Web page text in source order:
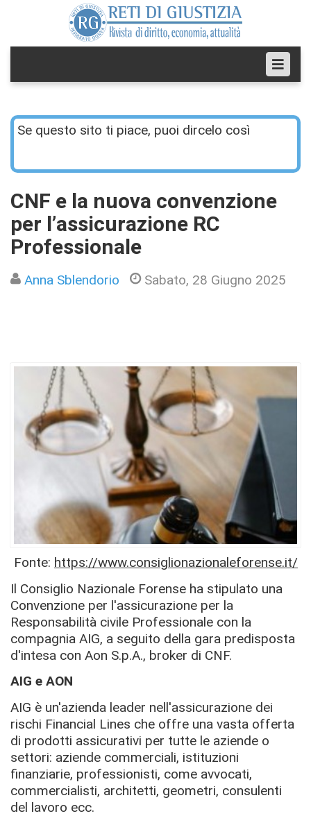
Se questo sito ti piace, puoi dircelo così
CNF e la nuova convenzione
per l’assicurazione RC
Professionale
Anna Sblendorio Sabato, 28 Giugno 2025
Fonte: https://www.consiglionazionaleforense.it/
Il Consiglio Nazionale Forense ha stipulato una
Convenzione per l'assicurazione per la
Responsabilità civile Professionale con la
compagnia AIG, a seguito della gara predisposta
d'intesa con Aon S.p.A., broker di CNF.
AIG e AON
AIG è un'azienda leader nell'assicurazione dei
rischi Financial Lines che offre una vasta offerta
di prodotti assicurativi per tutte le aziende o
settori: aziende commerciali, istituzioni
finanziarie, professionisti, come avvocati,
commercialisti, architetti, geometri, consulenti
del lavoro ecc.